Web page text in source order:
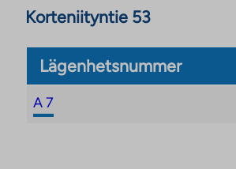
Korteniityntie 53
Lägenhetsnummer
A 7